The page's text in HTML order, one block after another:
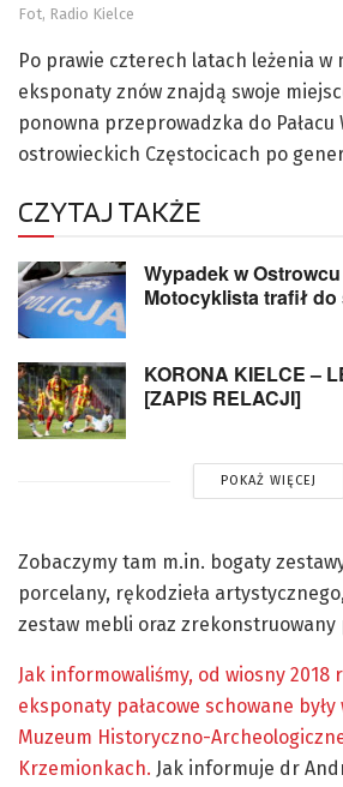
Fot, Radio Kielce
Po prawie czterech latach leżenia w
eksponaty znów znajdą swoje
ponowna przeprowadzka do Pałacu
ostrowieckich Częstocicach po
CZYTAJ TAKŻE
Wypadek w
Motocyklista trafił do
KORONA KIELCE –
[ZAPIS RELACJI]
POKAŻ WIĘCEJ
Zobaczymy tam m.in. bogaty
porcelany, rękodzieła
zestaw mebli oraz zrekonstruowany
Jak informowaliśmy, od wiosny 2018
eksponaty pałacowe schowane
Muzeum Historyczno-
Krzemionkach. Jak informuje dr